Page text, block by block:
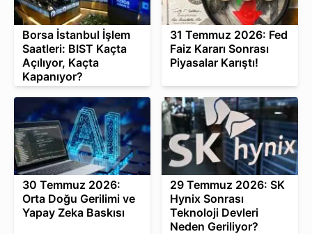
Borsa İstanbul İşlem
Saatleri: BIST Kaçta
Açılıyor, Kaçta
Kapanıyor?
31 Temmuz 2026: Fed
Faiz Kararı Sonrası
Piyasalar Karıştı!
30 Temmuz 2026:
Orta Doğu Gerilimi ve
Yapay Zeka Baskısı
29 Temmuz 2026: SK
Hynix Sonrası
Teknoloji Devleri
Neden Geriliyor?